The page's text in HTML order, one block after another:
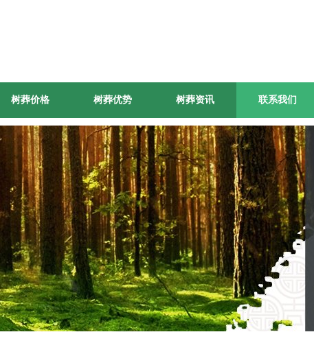
树葬价格 树葬优势 树葬资讯 联系我们